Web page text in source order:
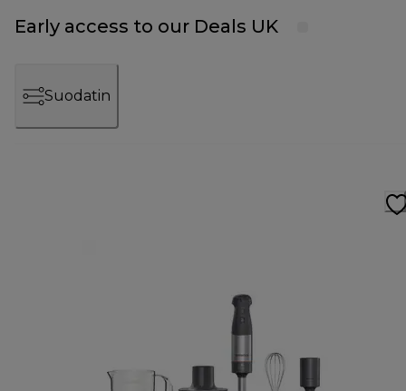
Early access to our Deals UK
Suodatin